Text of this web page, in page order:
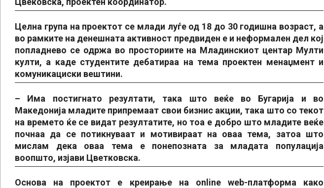
Целна група на проектот се млади луѓе од 18 до 30 годишна возраст, а
во рамките на денешната активност предвиден е и неформален дел кој
попладнево се одржа во просториите на Младинскиот центар Мулти
култи, а каде студентите дебатираа на тема проектен менаџмент и
комуникациски вештини.
– Има постигнато резултати, така што веќе во Бугарија и во
Македонија младите припремаат свои бизнис акции, така што со текот
на времето ќе се видат резултатите, но тоа е добро што младите веќе
почнаа да се потикнуваат и мотивираат на оваа тема, затоа што
мислам дека оваа тема е понепозната за младата популација
воопшто, изјави Цветковска.
Основа на проектот е креирање на online web-платформа како